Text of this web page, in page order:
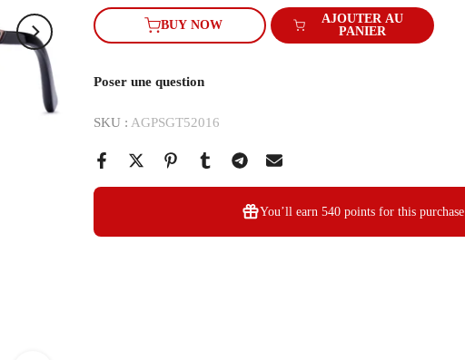
BUY NOW
AJOUTER AU
PANIER
Poser une question
SKU : AGPSGT52016
You’ll earn 540 pointsfor this purchase